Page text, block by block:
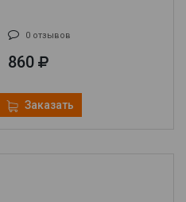
0 отзывов
860
Заказать